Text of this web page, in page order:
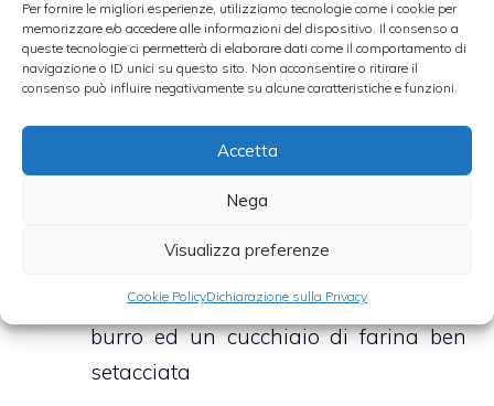
Per fornire le migliori esperienze, utilizziamo tecnologie come i cookie per
memorizzare e/o accedere alle informazioni del dispositivo. Il consenso a
queste tecnologie ci permetterà di elaborare dati come il comportamento di
navigazione o ID unici su questo sito. Non acconsentire o ritirare il
consenso può influire negativamente su alcune caratteristiche e funzioni.
Accetta
Nega
Visualizza preferenze
Cookie PolicyDichiarazione sulla Privacy
evapori completamente
A cottura ultimata togli l’arrosto di
girello di manzo dalla pentola,
taglialo a fettine sottili e disponilo sul
piatto da portata
Irrora l’arrosto di girello di vitello,
usato per la cottura che, nel frattempo,
avrai fatto restringere con una noce di
burro ed un cucchiaio di farina ben
setacciata